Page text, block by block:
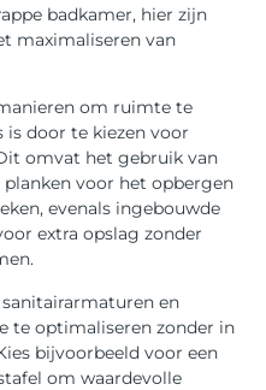
badkamer, hier zijn
maximaliseren van
om ruimte te
is door te kiezen voor
omvat het gebruik van
voor het opbergen
evenals ingebouwde
extra opslag zonder
en
te optimaliseren zonder in
bijvoorbeeld voor een
om waardevolle